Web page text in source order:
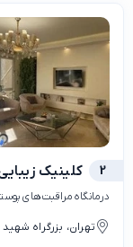
2 كلينيك
درمانگاه مراقبت‌های
تهران، بزرگراه